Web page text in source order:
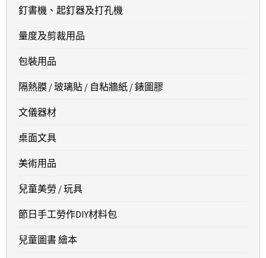
釘書機、起釘器及打孔機
量度及剪裁用品
包裝用品
隔熱膜 / 玻璃貼 / 自粘牆紙 / 錶圖膠
文儀器材
桌面文具
美術用品
兒童美勞 / 玩具
節日手工勞作DIY材料包
兒童圖書 繪本